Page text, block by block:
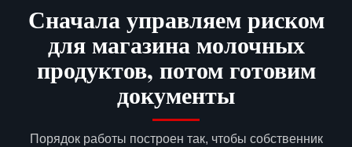
Сначала управляем риском
для магазина молочных
продуктов, потом готовим
документы
Порядок работы построен так, чтобы собственник